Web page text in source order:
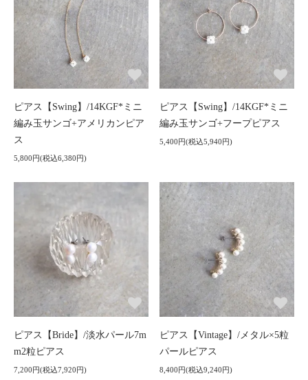
ピアス【Swing】/14KGF*ミニ
編み玉サンゴ+アメリカンピア
ス
5,800円(税込6,380円)
ピアス【Swing】/14KGF*ミニ
編み玉サンゴ+フープピアス
5,400円(税込5,940円)
ピアス【Bride】/淡水パール7m
m2粒ピアス
7,200円(税込7,920円)
ピアス【Vintage】/メタル×5粒
パールピアス
8,400円(税込9,240円)